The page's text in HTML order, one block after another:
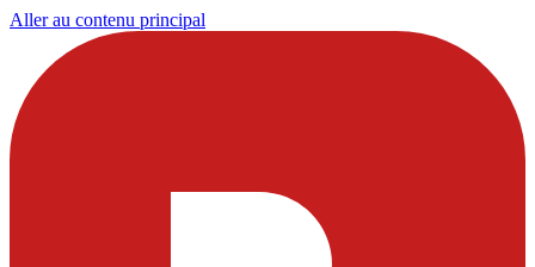
Aller au contenu principal